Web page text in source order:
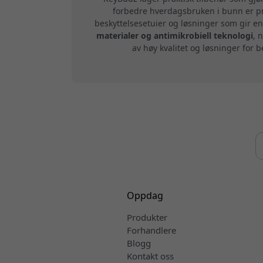
forbedre hverdagsbruken i bunn er
beskyttelsesetuier og løsninger som gir
materialer og antimikrobiell teknologi,
av høy kvalitet og løsninger for
Oppdag
Produkter
Forhandlere
Blogg
Kontakt oss